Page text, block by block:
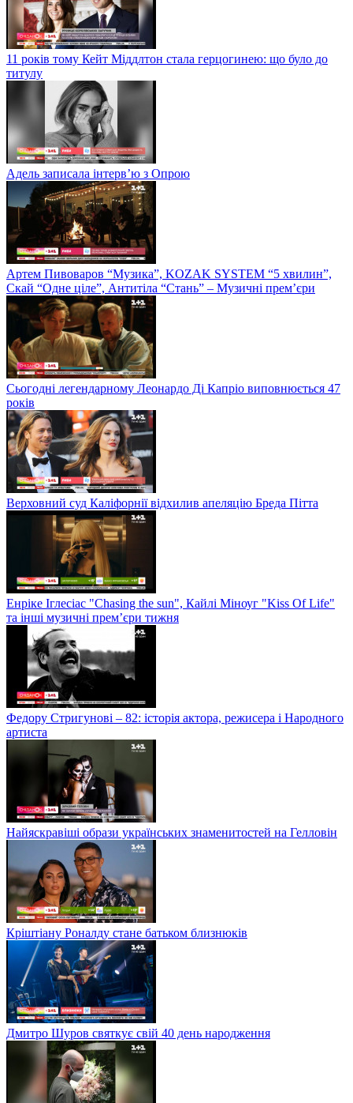
11 років тому Кейт Міддлтон стала герцогинею: що було до
титулу
Адель записала інтерв’ю з Опрою
Артем Пивоваров “Музика”, KOZAK SYSTEM “5 хвилин”,
Скай “Одне ціле”, Антитіла “Стань” – Музичні прем’єри
Сьогодні легендарному Леонардо Ді Капріо виповнюється 47
років
Верховний суд Каліфорнії відхилив апеляцію Бреда Пітта
Енріке Іглесіас "Chasing the sun", Кайлі Міноуг "Kiss Of Life"
та інші музичні прем’єри тижня
Федору Стригунові – 82: історія актора, режисера і Народного
артиста
Найяскравіші образи українських знаменитостей на Гелловін
Кріштіану Роналду стане батьком близнюків
Дмитро Шуров святкує свій 40 день народження